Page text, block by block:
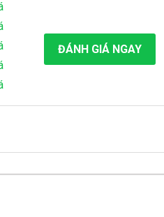
ĐÁNH GIÁ NGAY